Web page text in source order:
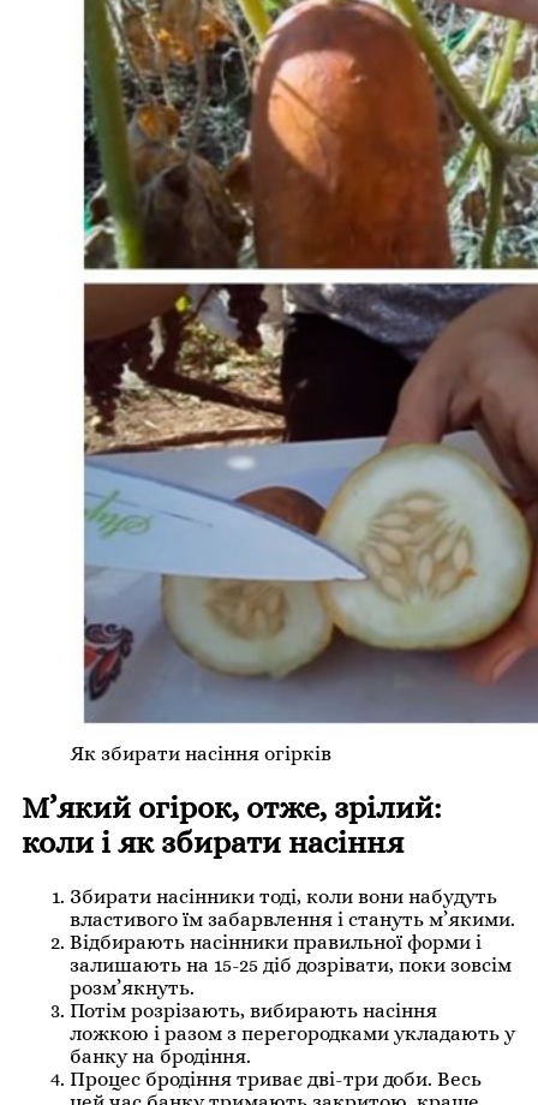
Як збирати насіння огірків
М’який огірок, отже, зрілий:
коли і як збирати насіння
Збирати насінники тоді, коли вони набудуть
властивого їм забарвлення і стануть м’якими.
Відбирають насінники правильної форми і
залишають на 15-25 діб дозрівати, поки зовсім
розм’якнуть.
Потім розрізають, вибирають насіння
ложкою і разом з перегородками укладають у
банку на бродіння.
Процес бродіння триває дві-три доби. Весь